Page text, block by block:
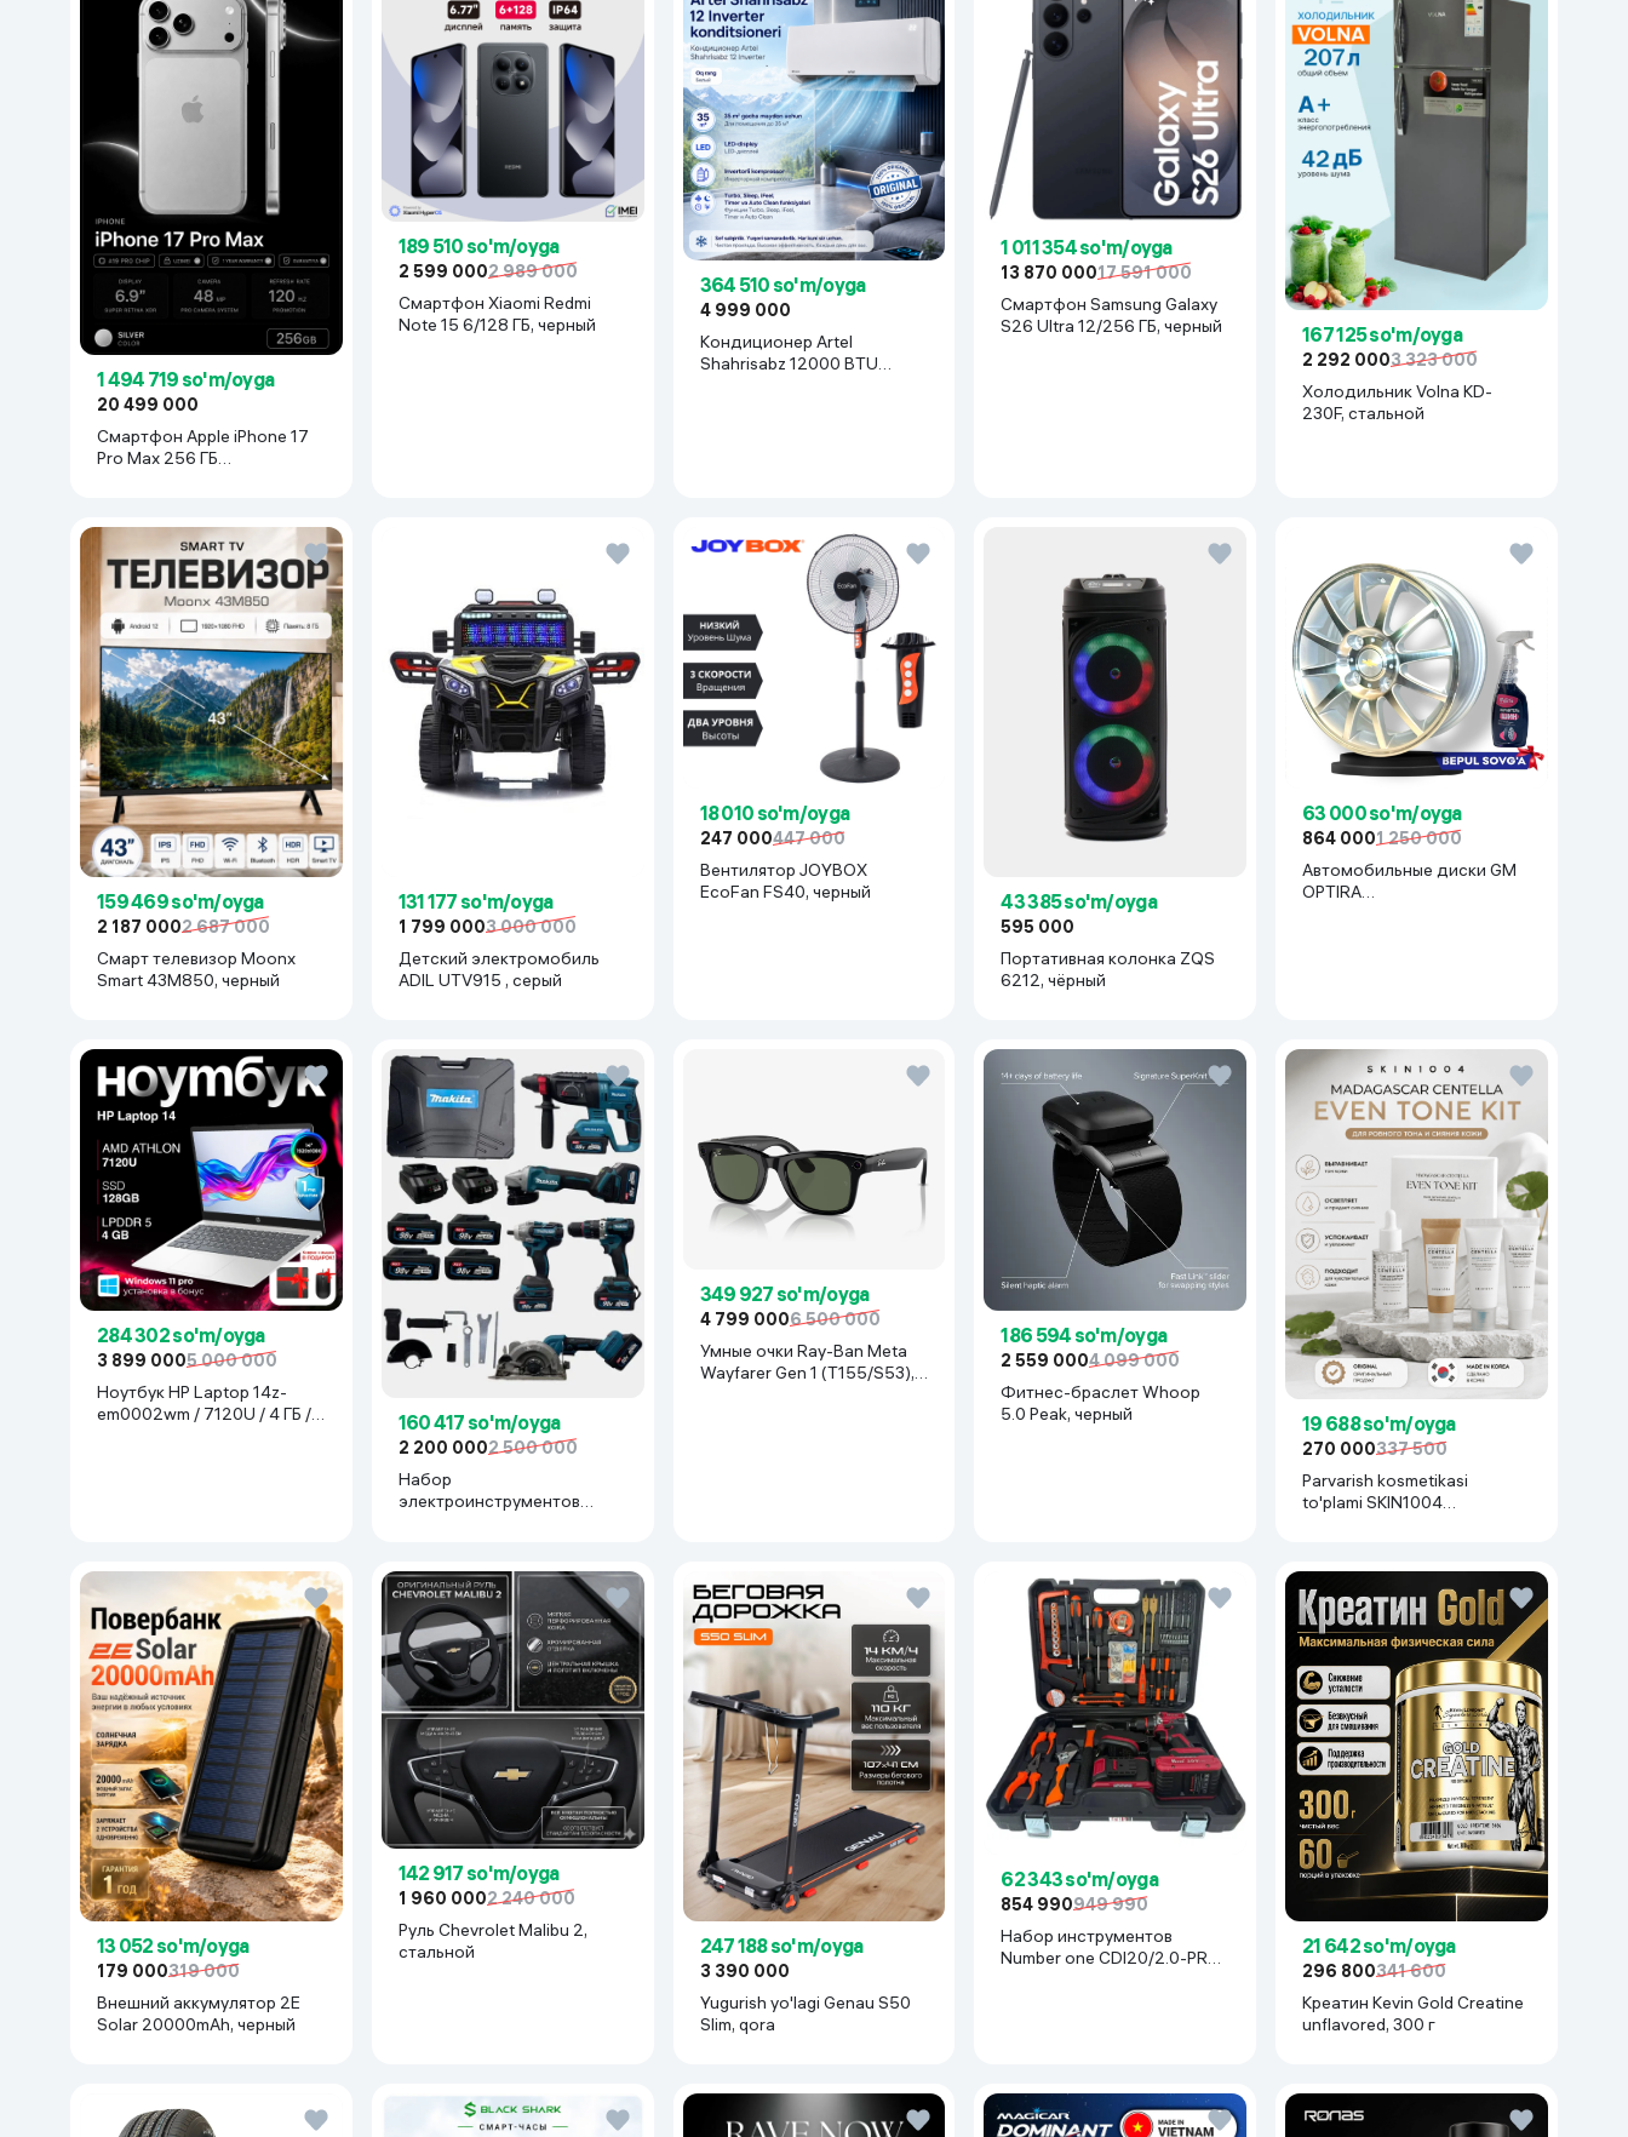
1 494 719 so'm/oyga
20 499 000
Смартфон Apple iPhone 17
Pro Max 256 ГБ
189 510 so'm/oyga
2 599 0002 989 000
Смартфон Xiaomi Redmi
Note 15 6/128 ГБ, черный
364 510 so'm/oyga
4 999 000
Кондиционер Artel
Shahrisabz 12000 BTU
1 011 354 so'm/oyga
13 870 00017 591 000
Смартфон Samsung Galaxy
S26 Ultra 12/256 ГБ, черный
167 125 so'm/oyga
2 292 0003 323 000
Холодильник Volna KD-
230F, стальной
159 469 so'm/oyga
2 187 0002 687 000
Смарт телевизор Moonx
Smart 43M850, черный
131 177 so'm/oyga
1 799 0003 000 000
Детский электромобиль
ADIL UTV915 , серый
18 010 so'm/oyga
247 000447 000
Вентилятор JOYBOX
EcoFan FS40, черный
43 385 so'm/oyga
595 000
Портативная колонка ZQS
6212, чёрный
63 000 so'm/oyga
864 0001 250 000
Автомобильные диски GM
OPTIRA
284 302 so'm/oyga
3 899 0005 000 000
Ноутбук HP Laptop 14z-
em0002wm / 7120U / 4 ГБ /
160 417 so'm/oyga
2 200 0002 500 000
Набор
электроинструментов
349 927 so'm/oyga
4 799 0006 500 000
Умные очки Ray-Ban Meta
Wayfarer Gen 1 (T155/S53),
186 594 so'm/oyga
2 559 0004 099 000
Фитнес-браслет Whoop
5.0 Peak, черный
19 688 so'm/oyga
270 000337 500
Parvarish kosmetikasi
to'plami SKIN1004
13 052 so'm/oyga
179 000319 000
Внешний аккумулятор 2E
Solar 20000mAh, черный
142 917 so'm/oyga
1 960 0002 240 000
Руль Chevrolet Malibu 2,
cтальной
247 188 so'm/oyga
3 390 000
Yugurish yo'lagi Genau S50
Slim, qora
62 343 so'm/oyga
854 990949 990
Набор инструментов
Number one CDI20/2.0-PRO-
21 642 so'm/oyga
296 800341 600
Креатин Kevin Gold Creatine
unflavored, 300 г